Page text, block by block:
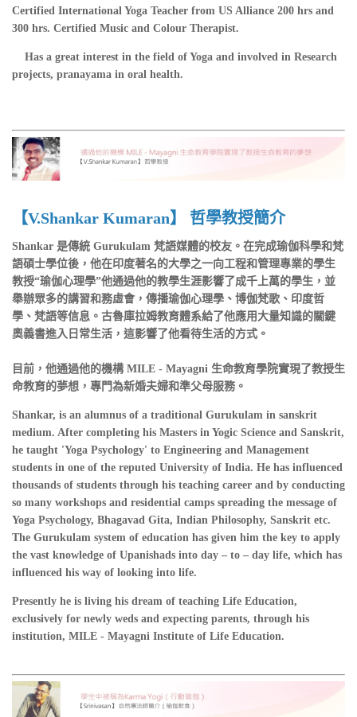
Certified International Yoga Teacher from US Alliance 200 hrs and
300 hrs. Certified Music and Colour Therapist.
Has a great interest in the field of Yoga and involved in Research
projects, pranayama in oral health.
【V.Shankar Kumaran】 哲學教授簡介
Shankar 是傳統 Gurukulam 梵語媒體的校友。在完成瑜伽科學和梵
語碩士學位後，他在印度著名的大學之一向工程和管理專業的學生
教授“瑜伽心理學”他通過他的教學生涯影響了成千上萬的學生，並
舉辦眾多的講習和務虛會，傳播瑜伽心理學、博伽梵歌、印度哲
學、梵語等信息。古魯庫拉姆教育體系給了他應用大量知識的關鍵
奧義書進入日常生活，這影響了他看待生活的方式。
目前，他通過他的機構 MILE - Mayagni 生命教育學院實現了教授生
命教育的夢想，專門為新婚夫婦和準父母服務。
Shankar, is an alumnus of a traditional Gurukulam in sanskrit
medium. After completing his Masters in Yogic Science and Sanskrit,
he taught 'Yoga Psychology' to Engineering and Management
students in one of the reputed University of India. He has influenced
thousands of students through his teaching career and by conducting
so many workshops and residential camps spreading the message of
Yoga Psychology, Bhagavad Gita, Indian Philosophy, Sanskrit etc.
The Gurukulam system of education has given him the key to apply
the vast knowledge of Upanishads into day – to – day life, which has
influenced his way of looking into life.
Presently he is living his dream of teaching Life Education,
exclusively for newly weds and expecting parents, through his
institution, MILE - Mayagni Institute of Life Education.